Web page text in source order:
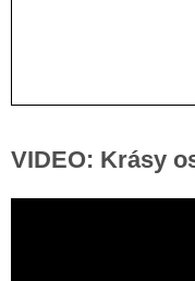
VIDEO: Krásy